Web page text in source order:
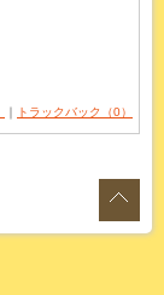
｜ トラックバック（0）